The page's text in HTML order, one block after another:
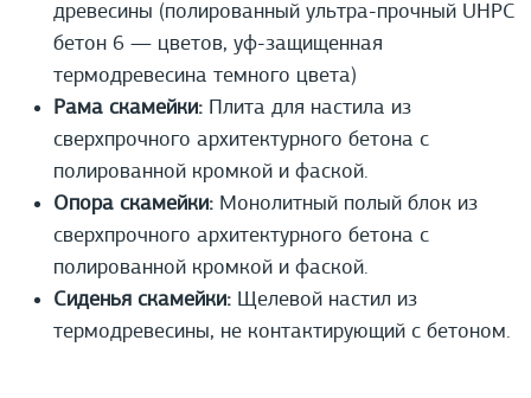
древесины (полированный ультра-прочный UHPС
бетон 6 — цветов, уф-защищенная
термодревесина темного цвета)
Рама скамейки: Плита для настила из
сверхпрочного архитектурного бетона с
полированной кромкой и фаской.
Опора скамейки: Монолитный полый блок из
сверхпрочного архитектурного бетона с
полированной кромкой и фаской.
Сиденья скамейки: Щелевой настил из
термодревесины, не контактирующий с бетоном.